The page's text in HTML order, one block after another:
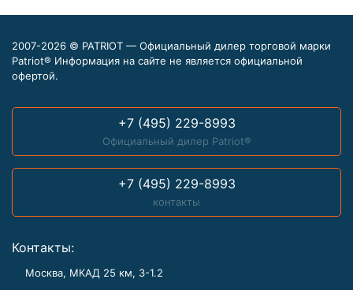
2007-2026 © PATRIOT — Официальный дилер торговой марки
Patriot® Информация на сайте не является официальной
офертой.
+7 (495) 229-8993
Официальный дилер Patriot®
+7 (495) 229-8993
контакты
Контакты:
Москва, МКАД 25 км, З-1.2